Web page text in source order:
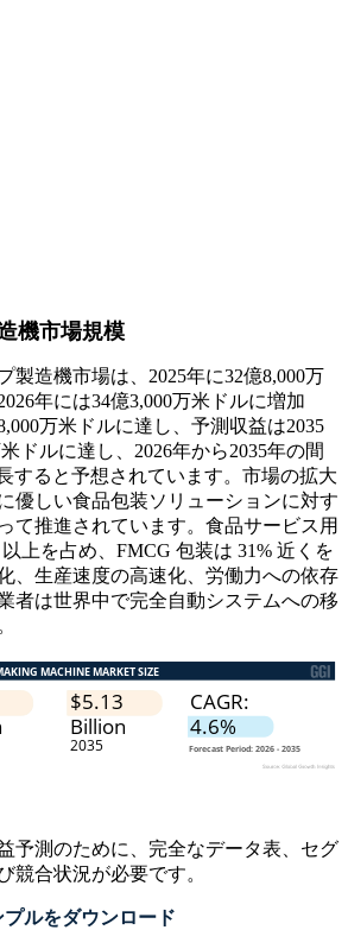
機市場規模
製造機市場は、2025年に32億8,000万
年には34億3,000万米ドルに増加
万米ドルに達し、予測収益は2035
ドルに達し、2026年から2035年の間
すると予想されています。市場の拡大
優しい食品包装ソリューションに対す
て推進されています。食品サービス用
上を占め、FMCG 包装は 31% 近くを
、生産速度の高速化、労働力への依存
者は世界中で完全自動システムへの移
予測のために、 完全なデータ表、セグ
競合状況が必要です。
ルをダウンロード